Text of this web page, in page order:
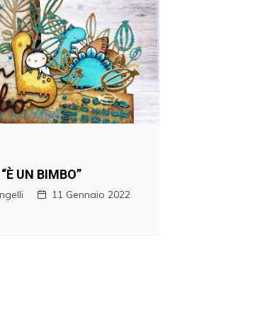
UN BIMBO”
11 Gennaio 2022